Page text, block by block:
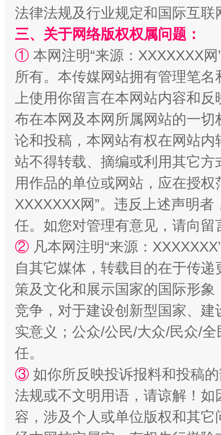
规模最大的光氢储一体化项目 走
镜头丨大暑三秋近 山西：
如何以同查同治破解风腐交织难题 养老服
法律法规及行业规定和国际互
三、关于网络版权权属问题：
① 本网注明“来源：XXXXXXX
所有。本传媒网站拥有管理笔
上使用你留言在本网站内容和
布在本网及本网所属网站的一
论和投稿，本网站有权在网站
站不得转载、摘编或利用其它
用作品的单位或网站，应在授
XXXXXXX网”。违反上述声明
任。如您对管理有意见，请向
② 凡本网注明“来源：
自其它媒体，转载目的在于传
策及文化和展示国家的国际形
竞争，对于建设创新型国家、
实意义；公众/公民/大众/民众/
任。
③ 如你所反映投诉报料和投稿
法规或不文明用语，请谅解！
容，涉及个人或单位版权和其它